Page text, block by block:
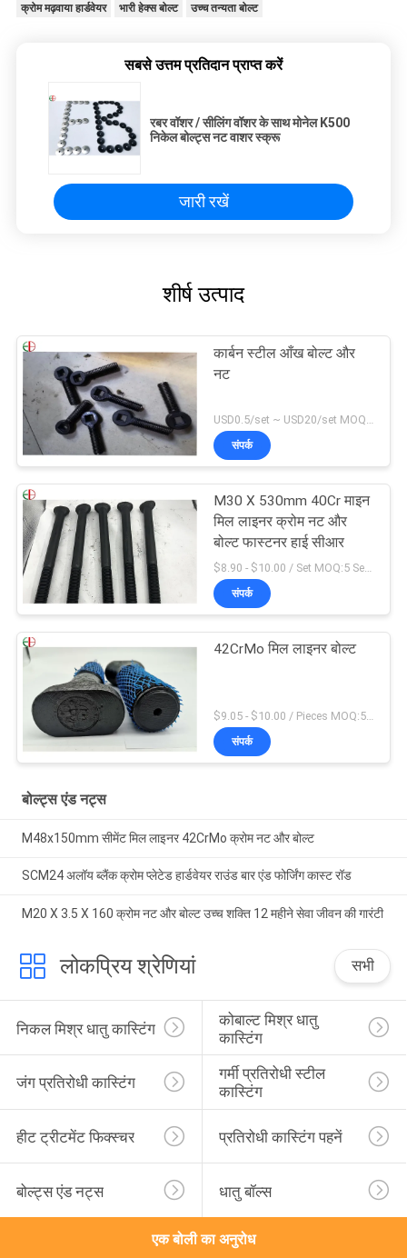
क्रोम मढ़वाया हार्डवेयर भारी हेक्स बोल्ट उच्च तन्यता बोल्ट
सबसे उत्तम प्रतिदान प्राप्त करें
रबर वॉशर / सीलिंग वॉशर के साथ मोनेल K500
निकेल बोल्ट्स नट वाशर स्क्रू
जारी रखें
शीर्ष उत्पाद
कार्बन स्टील आँख बोल्ट और
नट
USD0.5/set ~ USD20/set MOQ:10 समूह
संपर्क
M30 X 530mm 40Cr माइन
मिल लाइनर क्रोम नट और
बोल्ट फास्टनर हाई सीआर
$8.90 - $10.00 / Set MOQ:5 Seats
संपर्क
42CrMo मिल लाइनर बोल्ट
संपर्क
बोल्ट्स एंड नट्स
M48x150mm सीमेंट मिल लाइनर 42CrMo क्रोम नट और बोल्ट
SCM24 अलॉय ब्लैंक क्रोम प्लेटेड हार्डवेयर राउंड बार एंड फोर्जिंग कास्ट रॉड
M20 X 3.5 X 160 क्रोम नट और बोल्ट उच्च शक्ति 12 महीने सेवा जीवन की गारंटी
लोकप्रिय श्रेणियां सभी
निकल मिश्र धातु कास्टिंग
कोबाल्ट मिश्र धातु
कास्टिंग
जंग प्रतिरोधी कास्टिंग
गर्मी प्रतिरोधी स्टील
कास्टिंग
हीट ट्रीटमेंट फिक्स्चर प्रतिरोधी कास्टिंग पहनें
बोल्ट्स एंड नट्स धातु बॉल्स
एक बोली का अनुरोध